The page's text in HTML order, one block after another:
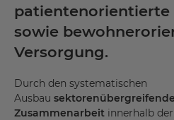
patientenorientierte
sowie
Versorgung.
Durch den systematischen
Ausbau
Zusammenarbeit innerhalb